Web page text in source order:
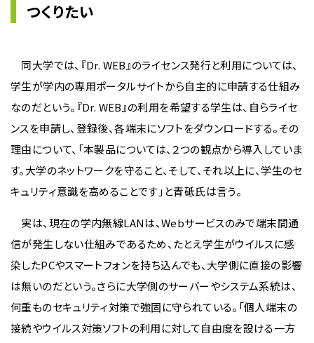
つくりたい
同大学では、『Dr. WEB』のライセンス発行と利用については、
学生が学内の専用ポータルサイトから自主的に申請する仕組み
なのだという。『Dr. WEB』の利用を希望する学生は、自らライセ
ンスを申請し、登録後、各端末にソフトをダウンロードする。その
理由について、「本製品については、２つの観点から導入していま
す。大学のネットワークを守ること、そして、それ以上に、学生のセ
キュリティ意識を高めることです」と青砥氏は言う。
実は、現在の学内無線LANは、Webサービスのみで端末間通
信が発生しない仕組みであるため、たとえ学生がウイルスに感
染したPCやスマートフォンを持ち込んでも、大学側に直接の影響
は無いのだという。さらに大学側のサーバーやシステム系統は、
何重ものセキュリティ対策で強固に守られている。「個人端末の
接続やウイルス対策ソフトの利用に対して自由度を設ける一方